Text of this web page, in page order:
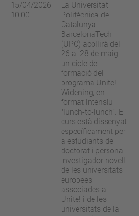
15/04/2026
10:00
La Universitat
Politècnica de
Catalunya -
BarcelonaTech
(UPC) acollirà del
26 al 28 de maig
un cicle de
formació del
programa Unite!
Widening, en
format intensiu
"lunch-to-lunch”. El
curs està dissenyat
específicament per
a estudiants de
doctorat i personal
investigador novell
de les universitats
europees
associades a
Unite! i de les
universitats de la